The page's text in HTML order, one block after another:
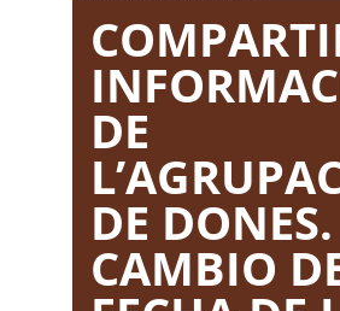
DE
DE DONES.
CAMBIO